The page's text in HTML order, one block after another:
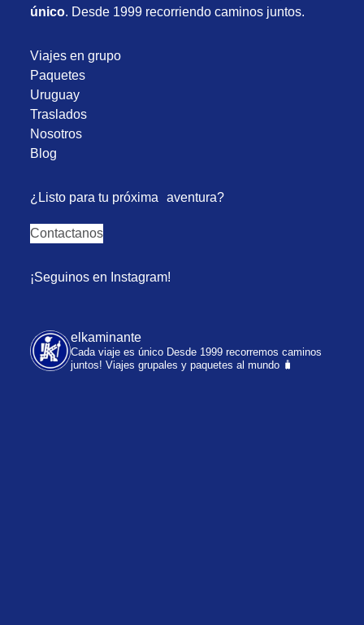
único. Desde 1999 recorriendo caminos juntos.
Viajes en grupo
Paquetes
Uruguay
Traslados
Nosotros
Blog
¿Listo para tu próxima aventura?
Contactanos
¡Seguinos en Instagram!
elkaminante
Cada viaje es único Desde 1999 recorremos caminos
juntos! Viajes grupales y paquetes al mundo 🧳